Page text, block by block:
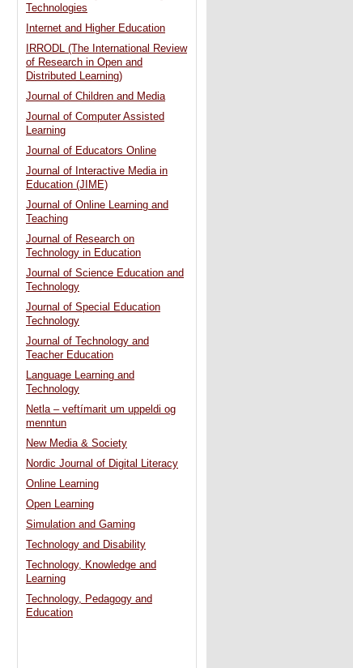
Technologies
Internet and Higher Education
IRRODL (The International Review
of Research in Open and
Distributed Learning)
Journal of Children and Media
Journal of Computer Assisted
Learning
Journal of Educators Online
Journal of Interactive Media in
Education (JIME)
Journal of Online Learning and
Teaching
Journal of Research on
Technology in Education
Journal of Science Education and
Technology
Journal of Special Education
Technology
Journal of Technology and
Teacher Education
Language Learning and
Technology
Netla – veftímarit um uppeldi og
menntun
New Media & Society
Nordic Journal of Digital Literacy
Online Learning
Open Learning
Simulation and Gaming
Technology and Disability
Technology, Knowledge and
Learning
Technology, Pedagogy and
Education